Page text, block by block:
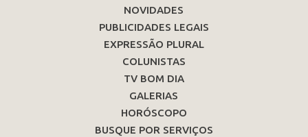
NOVIDADES
PUBLICIDADES LEGAIS
EXPRESSÃO PLURAL
COLUNISTAS
TV BOM DIA
GALERIAS
HORÓSCOPO
BUSQUE POR SERVIÇOS